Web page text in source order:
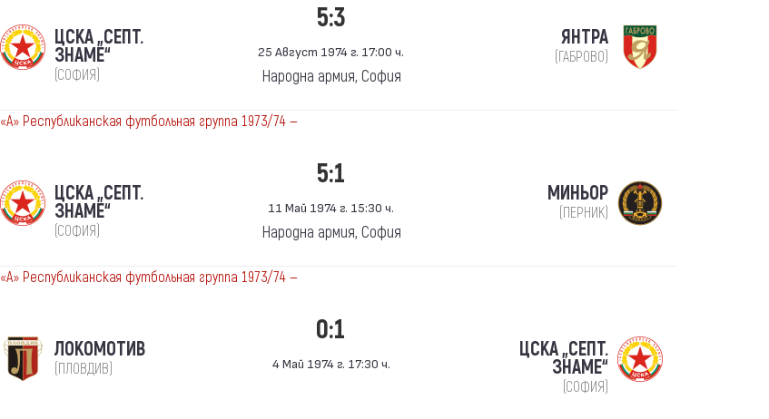
ЦСКА „СЕПТ.
ЗНАМЕ“
(СОФИЯ)
5:3
25 Август 1974 г. 17:00 ч.
Народна армия, София
ЯНТРА
(ГАБРОВО)
«А» Республиканская футбольная группа 1973/74 —
ЦСКА „СЕПТ.
ЗНАМЕ“
(СОФИЯ)
5:1
11 Май 1974 г. 15:30 ч.
Народна армия, София
МИНЬОР
(ПЕРНИК)
«А» Республиканская футбольная группа 1973/74 —
ЛОКОМОТИВ
(ПЛОВДИВ)
0:1
4 Май 1974 г. 17:30 ч.
ЦСКА „СЕПТ.
ЗНАМЕ“
(СОФИЯ)